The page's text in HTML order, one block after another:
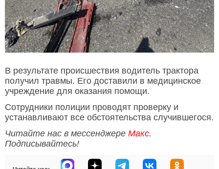
В результате происшествия водитель трактора
получил травмы. Его доставили в медицинское
учреждение для оказания помощи.
Сотрудники полиции проводят проверку и
устанавливают все обстоятельства случившегося.
Читайте нас в мессенджере Макс.
Подписывайтесь!